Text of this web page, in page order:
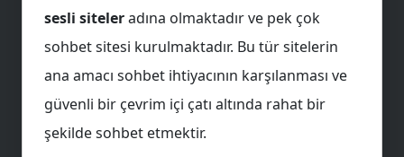
sesli siteleradına olmaktadır ve pek çok
sohbet sitesi kurulmaktadır. Bu tür sitelerin
ana amacı sohbet ihtiyacının karşılanması ve
güvenli bir çevrim içi çatı altında rahat bir
şekilde sohbet etmektir.